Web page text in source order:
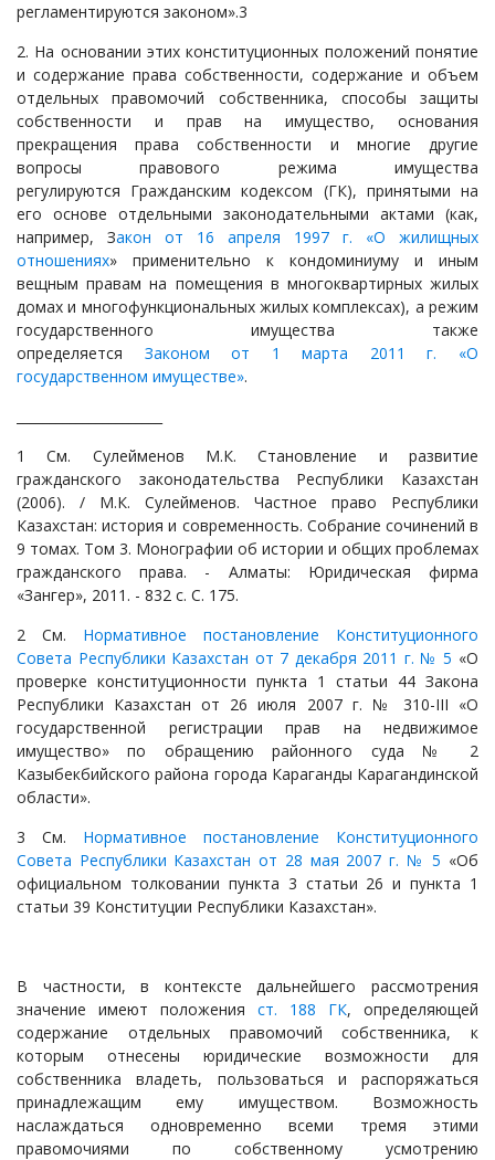
регламентируются законом».3
2. На основании этих конституционных положений понятие
и содержание права собственности, содержание и объем
отдельных правомочий собственника, способы защиты
собственности и прав на имущество, основания
прекращения права собственности и многие другие
вопросы правового режима имущества
регулируются Гражданским кодексом (ГК), принятыми на
его основе отдельными законодательными актами (как,
например, Закон от 16 апреля 1997 г. «О жилищных
отношениях» применительно к кондоминиуму и иным
вещным правам на помещения в многоквартирных жилых
домах и многофункциональных жилых комплексах), а режим
государственного имущества также
определяется Законом от 1 марта 2011 г. «О
государственном имуществе».
1 См. Сулейменов М.К. Становление и развитие
гражданского законодательства Республики Казахстан
(2006). / М.К. Сулейменов. Частное право Республики
Казахстан: история и современность. Собрание сочинений в
9 томах. Том 3. Монографии об истории и общих проблемах
гражданского права. - Алматы: Юридическая фирма
«Зангер», 2011. - 832 с. С. 175.
2 См. Нормативное постановление Конституционного
Совета Республики Казахстан от 7 декабря 2011 г. № 5 «О
проверке конституционности пункта 1 статьи 44 Закона
Республики Казахстан от 26 июля 2007 г. № 310-III «О
государственной регистрации прав на недвижимое
имущество» по обращению районного суда № 2
Казыбекбийского района города Караганды Карагандинской
области».
3 См. Нормативное постановление Конституционного
Совета Республики Казахстан от 28 мая 2007 г. № 5 «Об
официальном толковании пункта 3 статьи 26 и пункта 1
статьи 39 Конституции Республики Казахстан».
В частности, в контексте дальнейшего рассмотрения
значение имеют положения ст. 188 ГК, определяющей
содержание отдельных правомочий собственника, к
которым отнесены юридические возможности для
собственника владеть, пользоваться и распоряжаться
принадлежащим ему имуществом. Возможность
наслаждаться одновременно всеми тремя этими
правомочиями по собственному усмотрению